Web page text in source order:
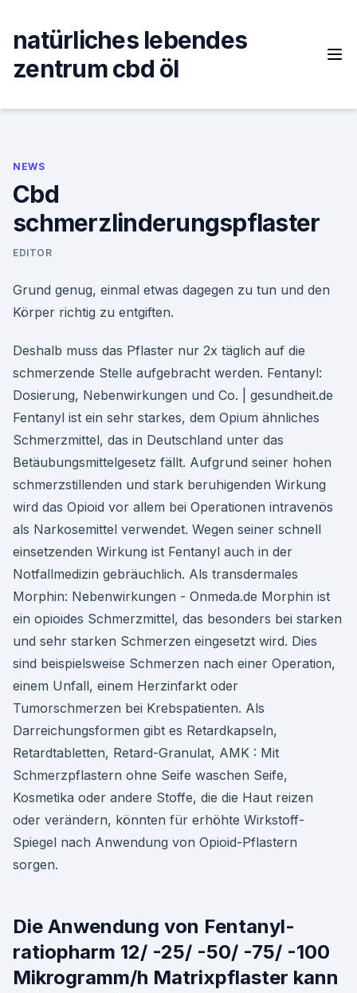
content
natürliches lebendes
zentrum cbd öl
NEWS
Cbd
schmerzlinderungspflaster
EDITOR
Grund genug, einmal etwas dagegen zu tun und den
Körper richtig zu entgiften.
Deshalb muss das Pflaster nur 2x täglich auf die
schmerzende Stelle aufgebracht werden. Fentanyl:
Dosierung, Nebenwirkungen und Co. | gesundheit.de
Fentanyl ist ein sehr starkes, dem Opium ähnliches
Schmerzmittel, das in Deutschland unter das
Betäubungsmittelgesetz fällt. Aufgrund seiner hohen
schmerzstillenden und stark beruhigenden Wirkung
wird das Opioid vor allem bei Operationen intravenös
als Narkosemittel verwendet. Wegen seiner schnell
einsetzenden Wirkung ist Fentanyl auch in der
Notfallmedizin gebräuchlich. Als transdermales
Morphin: Nebenwirkungen - Onmeda.de Morphin ist
ein opioides Schmerzmittel, das besonders bei starken
und sehr starken Schmerzen eingesetzt wird. Dies
sind beispielsweise Schmerzen nach einer Operation,
einem Unfall, einem Herzinfarkt oder
Tumorschmerzen bei Krebspatienten. Als
Darreichungsformen gibt es Retardkapseln,
Retardtabletten, Retard-Granulat, AMK : Mit
Schmerzpflastern ohne Seife waschen Seife,
Kosmetika oder andere Stoffe, die die Haut reizen
oder verändern, könnten für erhöhte Wirkstoff-
Spiegel nach Anwendung von Opioid-Pflastern
sorgen.
Die Anwendung von Fentanyl-
ratiopharm 12/ -25/ -50/ -75/ -100
Mikrogramm/h Matrixpflaster kann